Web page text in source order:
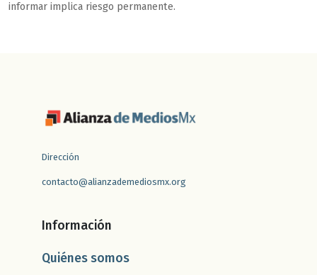
informar implica riesgo permanente.
Dirección
contacto@alianzademediosmx.org
Información
Quiénes somos